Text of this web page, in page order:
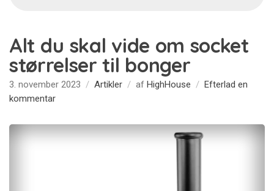
Alt du skal vide om socket
størrelser til bonger
3. november 2023 Artikler af HighHouse
Efterlad en
kommentarpå
du